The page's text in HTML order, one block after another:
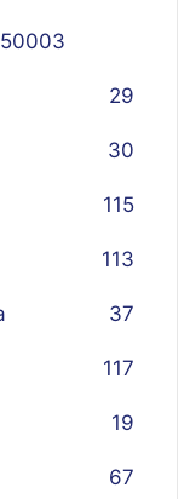
29
30
115
113
37
117
19
67